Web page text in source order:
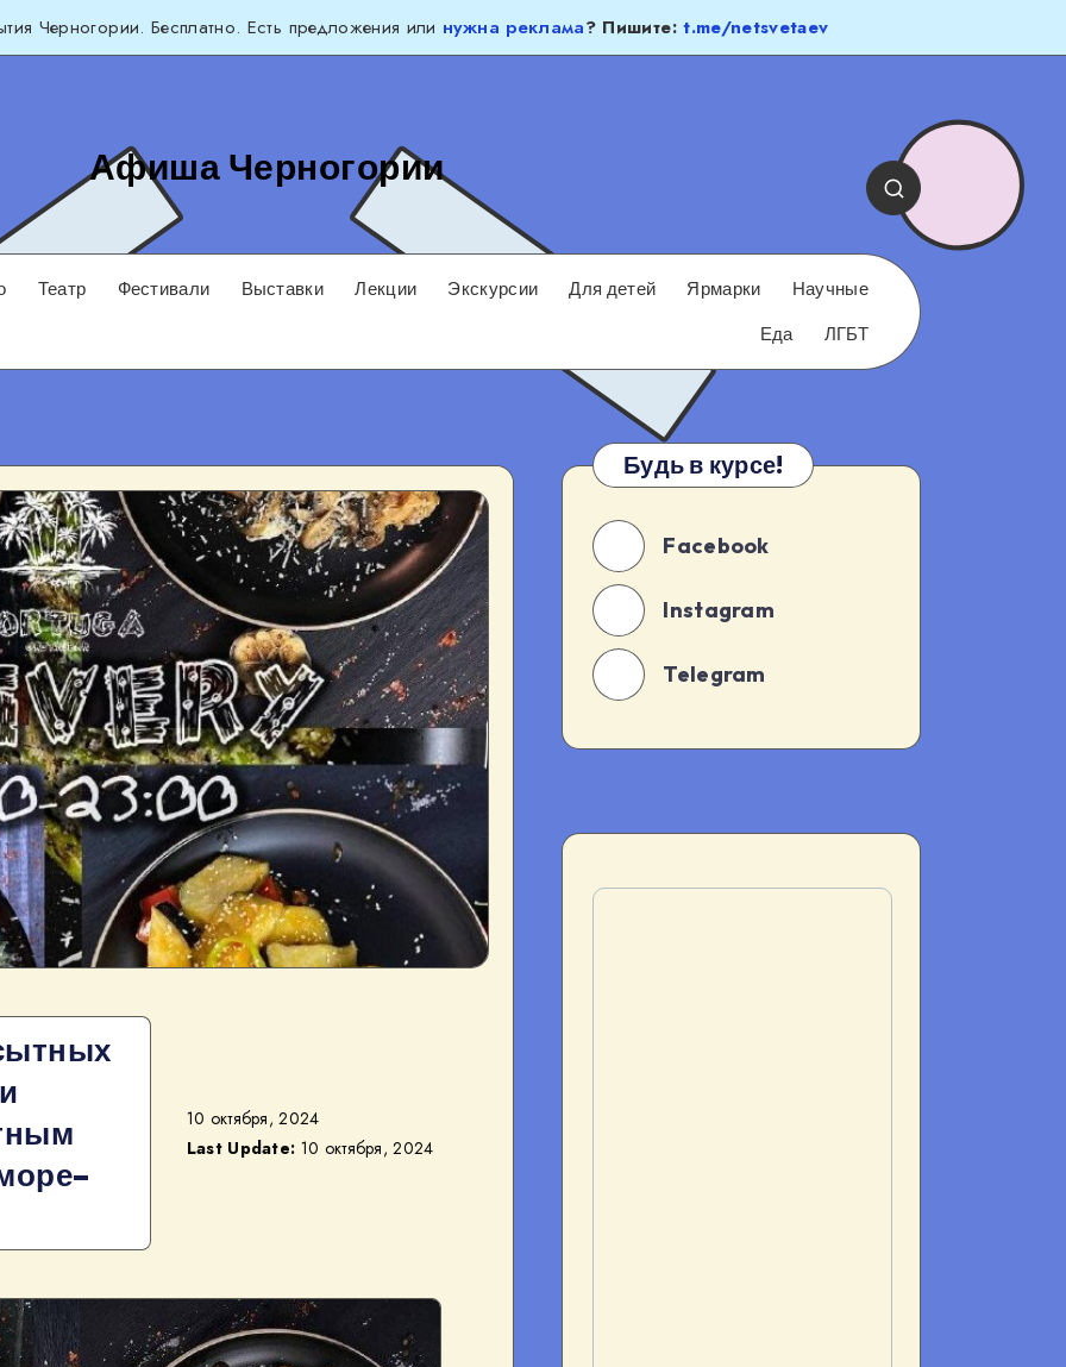
Черногории. Бесплатно. Есть предложения или нужна реклама? Пишите:t.me/netsvetaev
Афиша Черногории
Театр Фестивали Выставки Лекции Экскурсии Для детей Ярмарки
Научные
Еда
ЛГБТ
10 октября, 2024
Last Update: 10 октября, 2024
Будь в курсе!
Facebook
Instagram
Telegram